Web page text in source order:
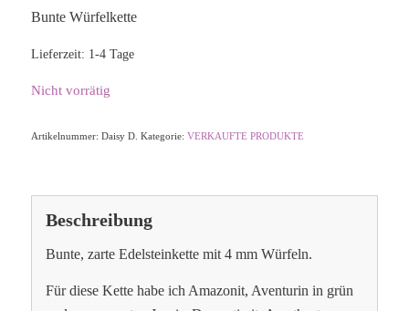
Bunte Würfelkette
Lieferzeit: 1-4 Tage
Nicht vorrätig
Artikelnummer: Daisy D. Kategorie: VERKAUFTE PRODUKTE
Beschreibung
Bunte, zarte Edelsteinkette mit 4 mm Würfeln.
Für diese Kette habe ich Amazonit, Aventurin in grün